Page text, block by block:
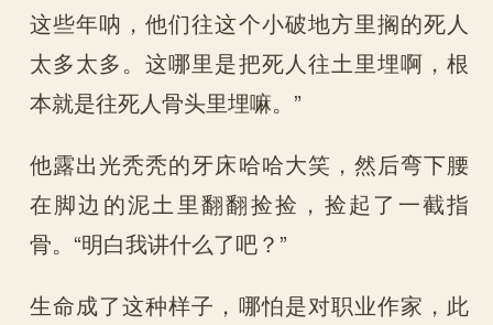
这些年呐，他们往这个小破地方里搁的死人
太多太多。这哪里是把死人往土里埋啊，根
本就是往死人骨头里埋嘛。”
他露出光秃秃的牙床哈哈大笑，然后弯下腰
在脚边的泥土里翻翻捡捡，捡起了一截指
骨。“明白我讲什么了吧？”
生命成了这种样子，哪怕是对职业作家，此